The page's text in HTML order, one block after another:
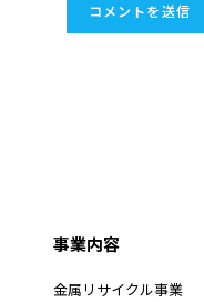
事業内容
金属リサイクル事業